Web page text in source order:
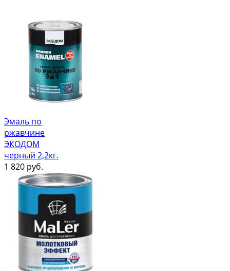
Эмаль по
ржавчине
ЭКОДОМ
черный 2,2кг.
1 820 руб.